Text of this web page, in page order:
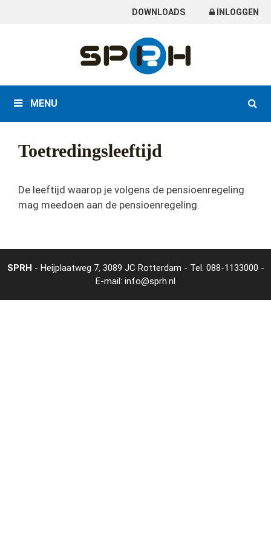
DOWNLOADS INLOGGEN
MENU
Toetredingsleeftijd
De leeftijd waarop je volgens de pensioenregeling
mag meedoen aan de pensioenregeling.
SPRH - Heijplaatweg 7, 3089 JC Rotterdam - Tel. 088-1133000 -
E-mail: info@sprh.nl